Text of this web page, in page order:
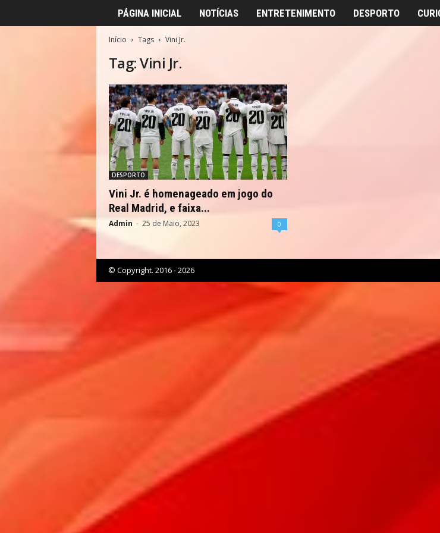
PÁGINA INICIAL NOTÍCIAS ENTRETENIMENTO DESPORTO
Início Tags Vini Jr.
Tag: Vini Jr.
DESPORTO
Vini Jr. é homenageado em jogo do
Real Madrid, e faixa...
Admin - 25 de Maio, 2023 0
© Copyright. 2016 - 2026